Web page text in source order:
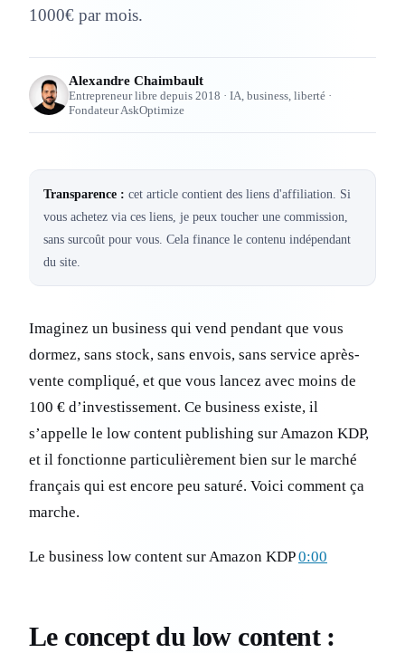
1000€ par mois.
Alexandre Chaimbault
Entrepreneur libre depuis 2018 · IA, business, liberté ·
Fondateur AskOptimize
Transparence : cet article contient des liens d'affiliation. Si
vous achetez via ces liens, je peux toucher une commission,
sans surcoût pour vous. Cela finance le contenu indépendant
du site.
Imaginez un business qui vend pendant que vous
dormez, sans stock, sans envois, sans service après-
vente compliqué, et que vous lancez avec moins de
100 € d’investissement. Ce business existe, il
s’appelle le low content publishing sur Amazon KDP,
et il fonctionne particulièrement bien sur le marché
français qui est encore peu saturé. Voici comment ça
marche.
Le business low content sur Amazon KDP0:00
Le concept du low content :